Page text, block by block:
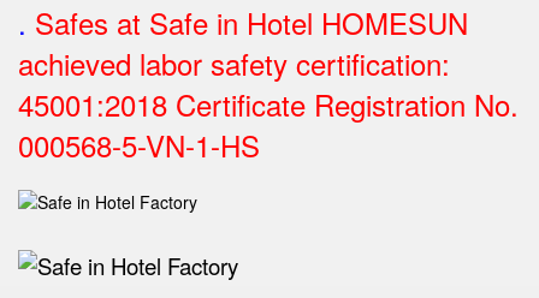
. Safes at Safe in Hotel HOMESUN
achieved labor safety certification:
45001:2018 Certificate Registration No.
000568-5-VN-1-HS